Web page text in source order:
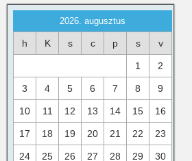
2026. augusztus
h K s c p s v
1 2
3 4 5 6 7 8 9
10 11 12 13 14 15 16
17 18 19 20 21 22 23
24 25 26 27 28 29 30